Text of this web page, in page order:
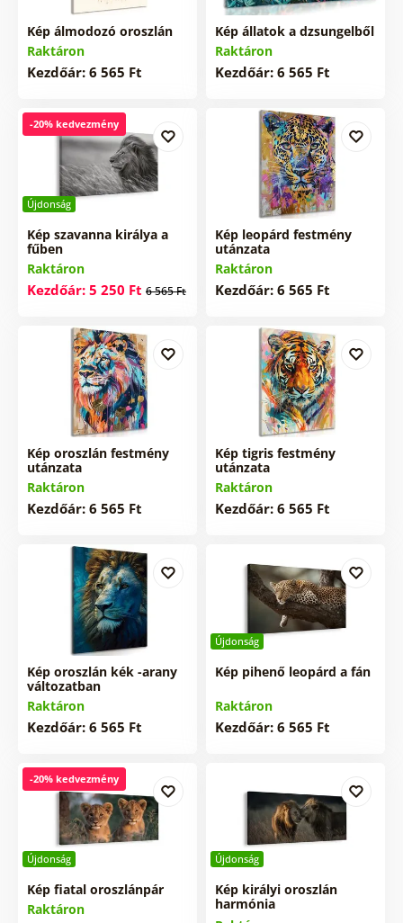
Kép álmodozó oroszlán
Raktáron
Kezdőár: 6 565 Ft
Kép állatok a dzsungelből
Raktáron
Kezdőár: 6 565 Ft
Újdonság
-20% kedvezmény
Kép szavanna királya a
fűben
Raktáron
Kezdőár: 5 250 Ft 6 565 Ft
Kép leopárd festmény
utánzata
Raktáron
Kezdőár: 6 565 Ft
Kép oroszlán festmény
utánzata
Raktáron
Kezdőár: 6 565 Ft
Kép tigris festmény
utánzata
Raktáron
Kezdőár: 6 565 Ft
Kép oroszlán kék -arany
változatban
Raktáron
Kezdőár: 6 565 Ft
Újdonság
Kép pihenő leopárd a fán
Raktáron
Kezdőár: 6 565 Ft
Újdonság
-20% kedvezmény
Kép fiatal oroszlánpár
Raktáron
Újdonság
Kép királyi oroszlán
harmónia